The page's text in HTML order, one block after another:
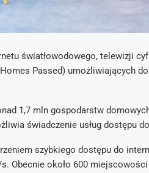
światłowodowego, telewizji
Passed) umożliwiających
1,7 mln gospodarstw
świadczenie usług dostępu
szybkiego dostępu do
Obecnie około 600